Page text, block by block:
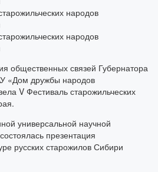
общественных связей Губернатора
«Дом дружбы народов
V Фестиваль старожильческих
универсальной научной
презентация
русских старожилов Сибири